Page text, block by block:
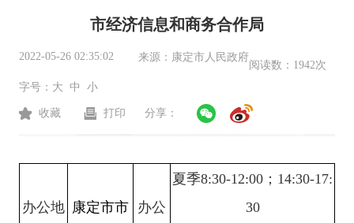
市经济信息和商务合作局
2022-05-26 02:35:02 来源： 康定市人民政府
阅读数： 1942次
字号： 大 中 小
收藏 打印 分享：
办公地 康定市市 办公
夏季8:30-12:00； 14:30-17:
30